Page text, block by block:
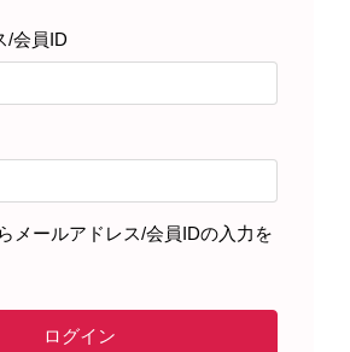
。泌尿器科でも年間10〜20例の腎移
間30例前後の対応は病院の支援体制
由だそうだ。詳しく聞いた。
例ほどになりました。9割が生体腎
/会員ID
メールアドレス/会員IDの入力を